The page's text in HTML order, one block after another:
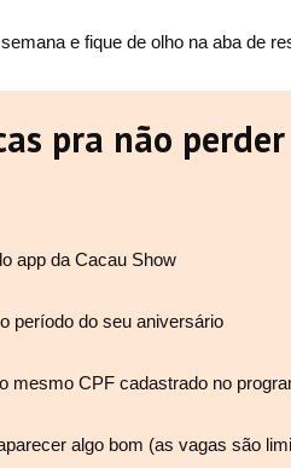
e fique de olho na aba de
pra não
app da Cacau Show
período do seu aniversário
mesmo CPF cadastrado no
algo bom (as vagas são